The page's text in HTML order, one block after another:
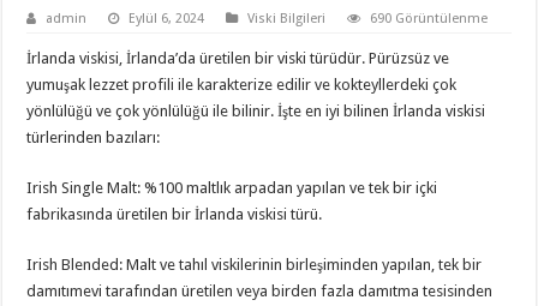
admin Eylül 6, 2024 Viski Bilgileri 690 Görüntülenme
İrlanda viskisi, İrlanda’da üretilen bir viski türüdür. Pürüzsüz ve
yumuşak lezzet profili ile karakterize edilir ve kokteyllerdeki çok
yönlülüğü ve çok yönlülüğü ile bilinir. İşte en iyi bilinen İrlanda viskisi
türlerinden bazıları:
Irish Single Malt: %100 maltlık arpadan yapılan ve tek bir içki
fabrikasında üretilen bir İrlanda viskisi türü.
Irish Blended: Malt ve tahıl viskilerinin birleşiminden yapılan, tek bir
damıtımevi tarafından üretilen veya birden fazla damıtma tesisinden